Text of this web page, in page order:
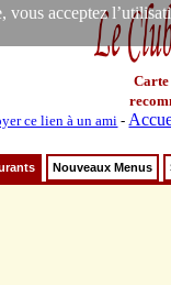
acceptez
Carte
ce lien à un ami -
Nouveaux Menus